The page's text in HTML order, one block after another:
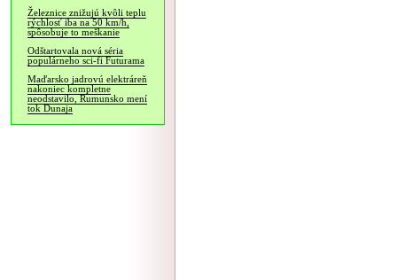
Železnice znižujú kvôli teplu
rýchlosť iba na 50 km/h,
spôsobuje to meškanie
Odštartovala nová séria
populárneho sci-fi Futurama
Maďarsko jadrovú elektráreň
nakoniec kompletne
neodstavilo, Rumunsko mení
tok Dunaja